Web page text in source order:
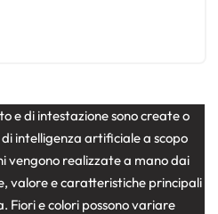
e di intestazione sono create o
intelligenza artificiale a scopo
vengono realizzate a mano dai
valore e caratteristiche principali
Fiori e colori possono variare